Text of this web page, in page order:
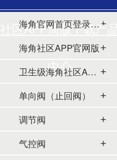
社区APP简版下载产品
中心
海角官网首页登录入口
海角社区APP官网版
卫生级海角社区APP简版下载
单向阀（止回阀）
调节阀
气控阀